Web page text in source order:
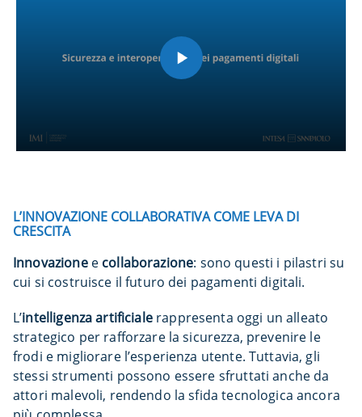
L’INNOVAZIONE COLLABORATIVA COME LEVA DI
CRESCITA
Innovazione e collaborazione: sono questi i pilastri su
cui si costruisce il futuro dei pagamenti digitali.
L’intelligenza artificiale rappresenta oggi un alleato
strategico per rafforzare la sicurezza, prevenire le
frodi e migliorare l’esperienza utente. Tuttavia, gli
stessi strumenti possono essere sfruttati anche da
attori malevoli, rendendo la sfida tecnologica ancora